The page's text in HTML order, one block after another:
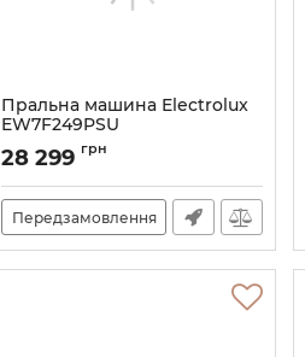
Пральна машина Electrolux
EW7F249PSU
Артикул:A141157
28 299 грн
Передзамовлення